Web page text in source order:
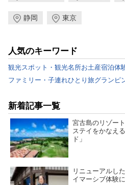
静岡 東京
人気のキーワード
観光スポット・観光名所お土産宿泊体
ファミリー・子連れひとり旅グランピ
新着記事一覧
宮古島のリゾー
ステイをかなえ
ド」
リニューアルし
イマーシブ体験